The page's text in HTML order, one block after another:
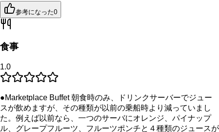
参考になった0
食事
1.0
●Marketplace Buffet 朝食時のみ、ドリンクサーバーでジュー
スが飲めますが、その種類が以前の乗船時より減っていまし
た。例えば以前なら、一つのサーバにオレンジ、パイナップ
ル、グレープフルーツ、フルーツポンチと４種類のジュースが